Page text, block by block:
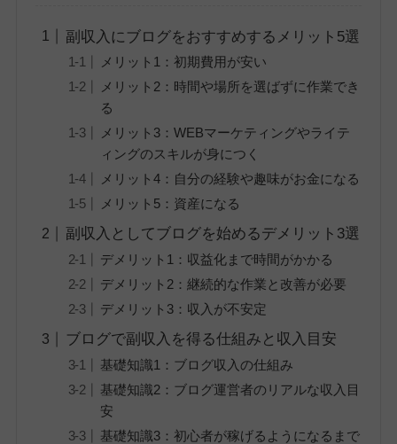
副収入にブログをおすすめするメリット5選
メリット1：初期費用が安い
メリット2：時間や場所を選ばずに作業でき
る
メリット3：WEBマーケティングやライテ
ィングのスキルが身につく
メリット4：自分の経験や趣味がお金になる
メリット5：資産になる
副収入としてブログを始めるデメリット3選
デメリット1：収益化まで時間がかかる
デメリット2：継続的な作業と改善が必要
デメリット3：収入が不安定
ブログで副収入を得る仕組みと収入目安
基礎知識1：ブログ収入の仕組み
基礎知識2：ブログ運営者のリアルな収入目
安
基礎知識3：初心者が稼げるようになるまで